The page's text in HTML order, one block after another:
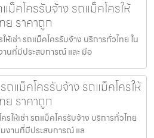
ม็คโครรับจ้าง รถแม็คโครให้
ย ราคาถูก
ห้เช่า รถแม็คโครรับจ้าง บริการทั่วไทย ใน
นที่มีประสบการณ์ และ มือ
ถแม็คโครรับจ้าง รถแม็คโครให้
ย ราคาถูก
รให้เช่า รถแม็คโครรับจ้าง บริการทั่วไทย
งานที่มีประสบการณ์ แล